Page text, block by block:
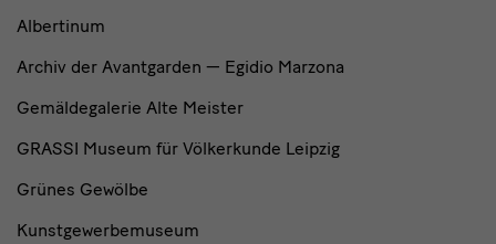
Albertinum
Archiv der Avantgarden — Egidio Marzona
Gemäldegalerie Alte Meister
GRASSI Museum für Völkerkunde Leipzig
Grünes Gewölbe
Kunstgewerbemuseum